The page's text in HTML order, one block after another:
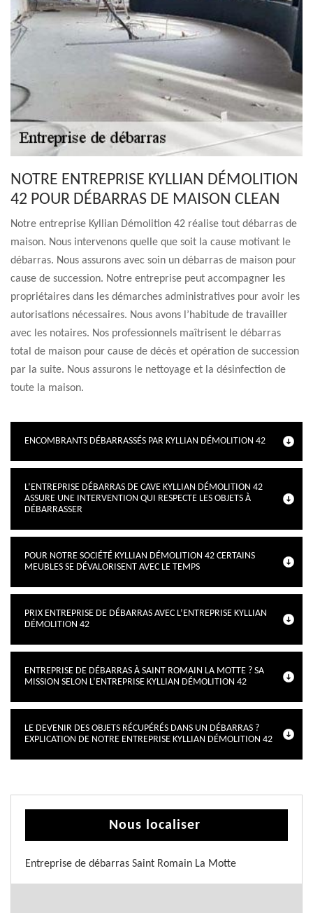
NOTRE ENTREPRISE KYLLIAN DÉMOLITION
42 POUR DÉBARRAS DE MAISON CLEAN
Notre entreprise Kyllian Démolition 42 réalise tout débarras de
maison. Nous intervenons quelle que soit la cause motivant le
débarras. Nous assurons avec soin un débarras de maison pour
cause de succession. Notre entreprise peut accompagner les
propriétaires dans les démarches administratives pour avoir les
autorisations nécessaires. Nous avons l’habitude de travailler
avec les notaires. Nos professionnels maîtrisent le débarras
total de maison pour cause de décès et opération de succession
par la suite. Nous assurons le nettoyage et la désinfection de
toute la maison.
ENCOMBRANTS DÉBARRASSÉS PAR KYLLIAN DÉMOLITION 42
L’ENTREPRISE DÉBARRAS DE CAVE KYLLIAN DÉMOLITION 42
ASSURE UNE INTERVENTION QUI RESPECTE LES OBJETS À
DÉBARRASSER
POUR NOTRE SOCIÉTÉ KYLLIAN DÉMOLITION 42 CERTAINS
MEUBLES SE DÉVALORISENT AVEC LE TEMPS
PRIX ENTREPRISE DE DÉBARRAS AVEC L’ENTREPRISE KYLLIAN
DÉMOLITION 42
ENTREPRISE DE DÉBARRAS À SAINT ROMAIN LA MOTTE ? SA
MISSION SELON L’ENTREPRISE KYLLIAN DÉMOLITION 42
LE DEVENIR DES OBJETS RÉCUPÉRÉS DANS UN DÉBARRAS ?
EXPLICATION DE NOTRE ENTREPRISE KYLLIAN DÉMOLITION 42
Nous localiser
Entreprise de débarras Saint Romain La Motte